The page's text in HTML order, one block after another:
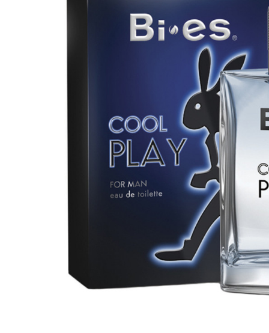
Коньяк і бренді
Слабоалкогольні
Протеїнові
батончики
швидкого
приготування
Макаронні
вироби
Крупи
Соуси
Консервація
Східна кухня
Снеки та
Харчові
інгредієнти
Рослинна олія
Борошно та
висівки
Подарункові
набори